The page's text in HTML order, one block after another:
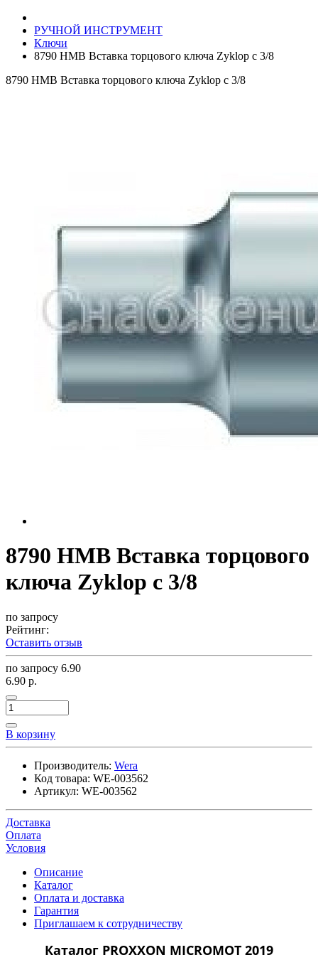
РУЧНОЙ ИНСТРУМЕНТ
Ключи
8790 HMB Вставка торцового ключа Zyklop c 3/8
8790 HMB Вставка торцового ключа Zyklop c 3/8
8790 HMB Вставка торцового
ключа Zyklop c 3/8
по запросу
Рейтинг:
Оставить отзыв
по запросу 6.90
6.90 р.
В корзину
Производитель: Wera
Код товара: WE-003562
Артикул: WE-003562
Доставка
Оплата
Условия
Описание
Каталог
Оплата и доставка
Гарантия
Приглашаем к сотрудничеству
Каталог PROXXON MICROMOT 2019